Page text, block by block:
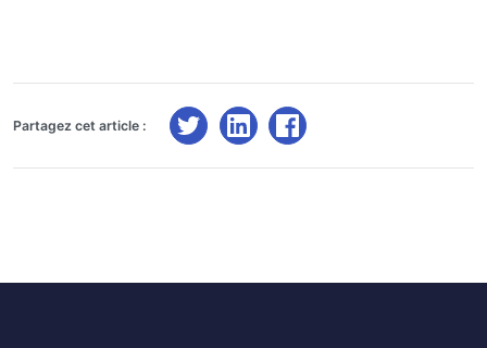
Partagez cet article :